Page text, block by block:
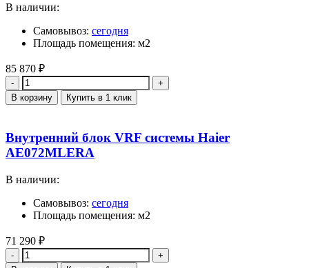
В наличии:
Самовывоз: сегодня
Площадь помещения: м2
85 870 ₽
Количество
В корзину Купить в 1 клик
Внутренний блок VRF системы Haier
AE072MLERA
В наличии:
Самовывоз: сегодня
Площадь помещения: м2
71 290 ₽
Количество